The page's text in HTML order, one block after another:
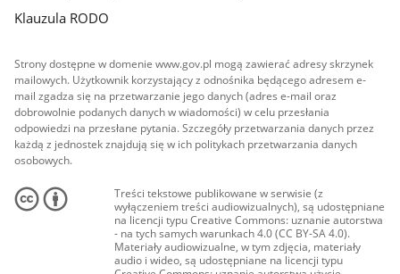
Klauzula RODO
Strony dostępne w domenie www.gov.pl mogą zawierać adresy skrzynek
mailowych. Użytkownik korzystający z odnośnika będącego adresem e-
mail zgadza się na przetwarzanie jego danych (adres e-mail oraz
dobrowolnie podanych danych w wiadomości) w celu przesłania
odpowiedzi na przesłane pytania. Szczegóły przetwarzania danych przez
każdą z jednostek znajdują się w ich politykach przetwarzania danych
osobowych.
Treści tekstowe publikowane w serwisie (z
wyłączeniem treści audiowizualnych), są udostępniane
na licencji typu Creative Commons: uznanie autorstwa
- na tych samych warunkach 4.0 (CC BY-SA 4.0).
Materiały audiowizualne, w tym zdjęcia, materiały
audio i wideo, są udostępniane na licencji typu